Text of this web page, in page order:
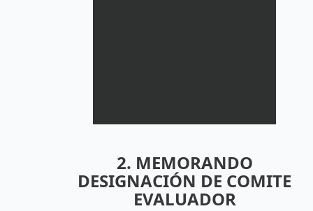
2. MEMORANDO
DESIGNACIÓN DE COMITE
EVALUADOR